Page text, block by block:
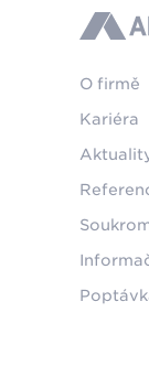
ABRA
O firmě
Kariéra